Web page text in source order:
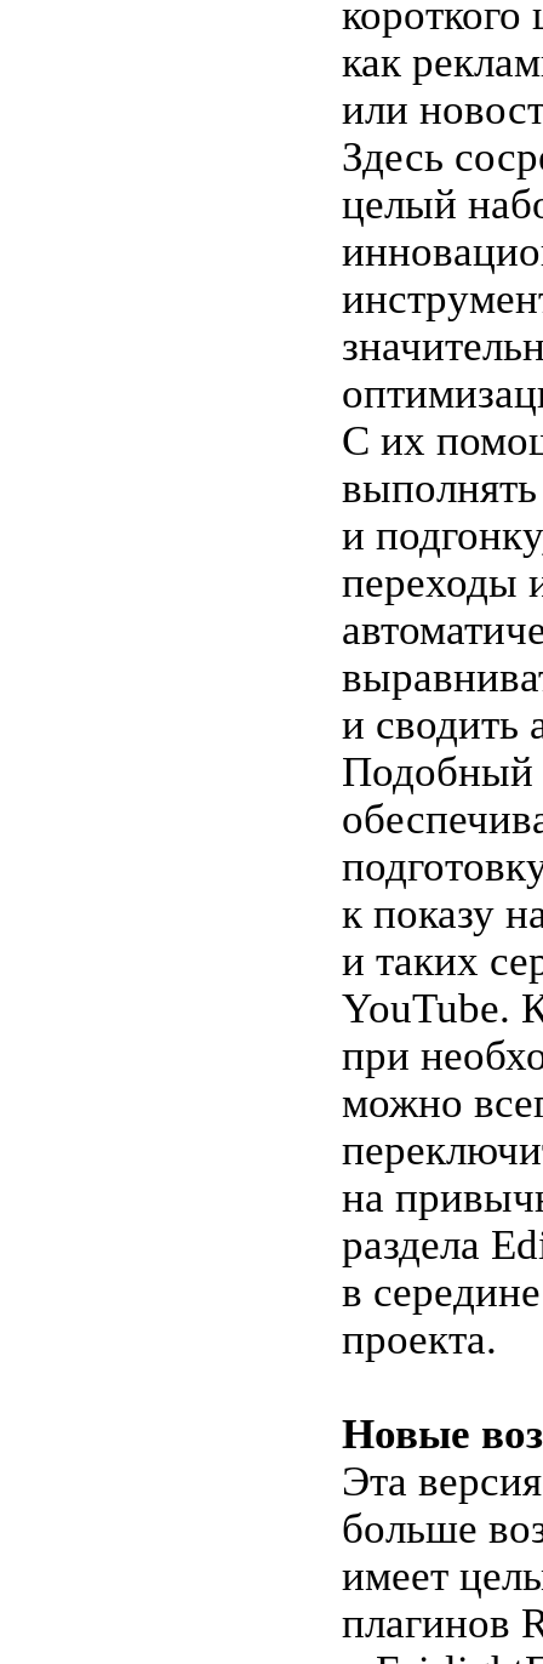
короткого
как
или
Здесь
целый
С их
и
переходы
и сводить
Подобный
к показу
и таких
YouTube.
при
можно
на
раздела
в
проекта.
Новые
Эта
больше
имеет
плагинов